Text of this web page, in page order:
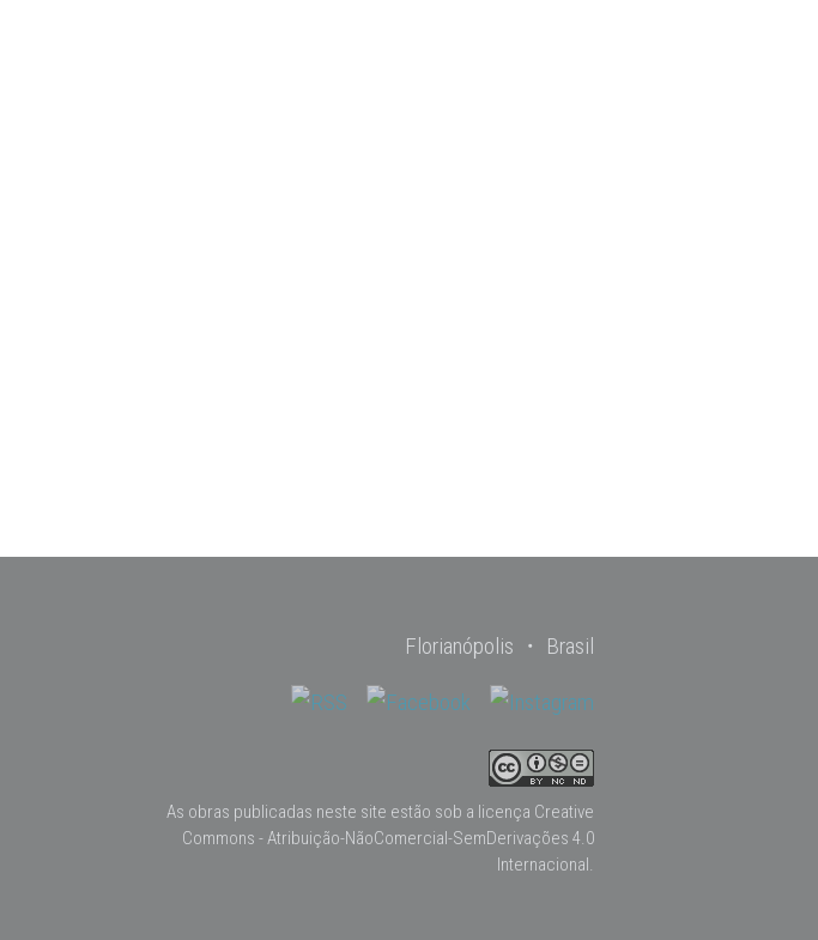
Florianópolis ・ Brasil
As obras publicadas neste site estão sob a licença Creative
Commons - Atribuição-NãoComercial-SemDerivações 4.0
Internacional.